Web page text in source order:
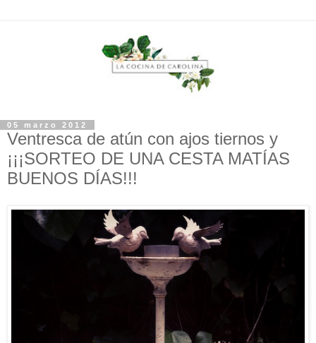
05 marzo 2012
Ventresca de atún con ajos tiernos y
¡¡¡SORTEO DE UNA CESTA MATÍAS
BUENOS DÍAS!!!